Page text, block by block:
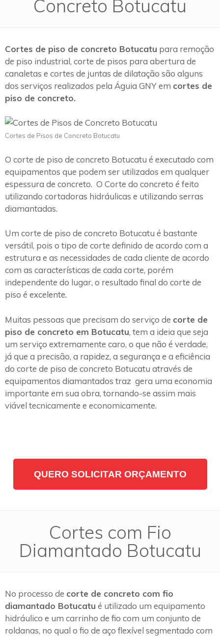
Concreto Botucatu
Cortes de piso de concreto Botucatu para remoção
de piso industrial, corte de pisos para abertura de
canaletas e cortes de juntas de dilatação são alguns
dos serviços realizados pela Águia GNY em cortes de
piso de concreto.
Cortes de Pisos de Concreto Botucatu
O corte de piso de concreto Botucatu é executado com
equipamentos que podem ser utilizados em qualquer
espessura de concreto. O Corte do concreto é feito
utilizando cortadoras hidráulicas e utilizando serras
diamantadas.
Um corte de piso de concreto Botucatu é bastante
versátil, pois o tipo de corte definido de acordo com a
estrutura e as necessidades de cada cliente de acordo
com as características de cada corte, porém
independente do lugar, o resultado final do corte de
piso é excelente.
Muitas pessoas que precisam do serviço de corte de
piso de concreto em Botucatu, tem a ideia que seja
um serviço extremamente caro, o que não é verdade,
já que a precisão, a rapidez, a segurança e a eficiência
do corte de piso de concreto Botucatu através de
equipamentos diamantados traz gera uma economia
importante em sua obra, tornando-se assim mais
viável tecnicamente e economicamente.
QUERO SOLICITAR ORÇAMENTO
Cortes com Fio
Diamantado Botucatu
No processo de corte de concreto com fio
diamantado Botucatu é utilizado um equipamento
hidráulico e um carrinho de fio com um conjunto de
roldanas, no qual o fio de aço flexível segmentado com